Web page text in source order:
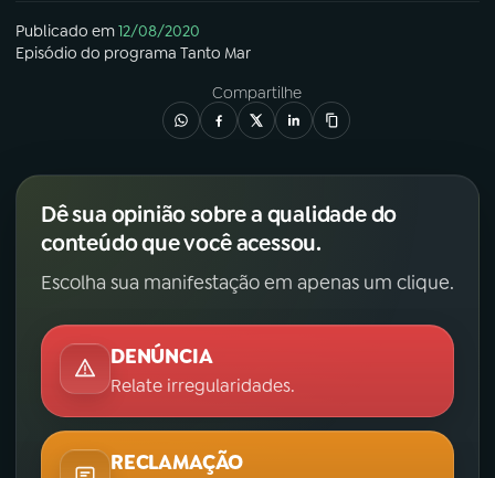
Publicado em12/08/2020
Episódio do programa Tanto Mar
Compartilhe
Dê sua opinião sobre a qualidade do
conteúdo que você acessou.
Escolha sua manifestação em apenas um clique.
DENÚNCIA
Relate irregularidades.
RECLAMAÇÃO